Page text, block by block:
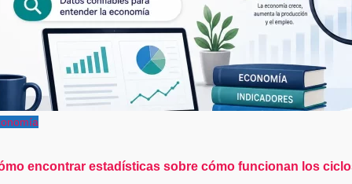
encontrar estadísticas sobre cómo funcionan los